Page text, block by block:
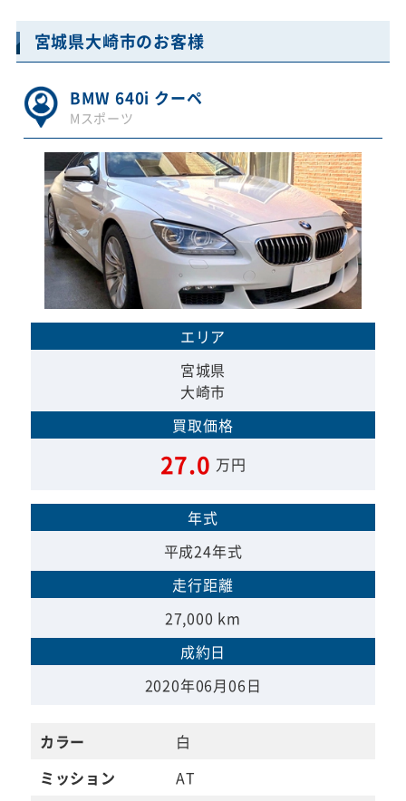
宮城県大崎市のお客様
BMW 640i クーペ
Mスポーツ
エリア
宮城県
大崎市
買取価格
27.0 万円
年式
平成24年式
走行距離
27,000 km
成約日
2020年06月06日
カラー
白
ミッション
AT